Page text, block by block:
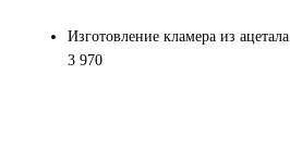
Изготовление кламера из ацетала
3 970